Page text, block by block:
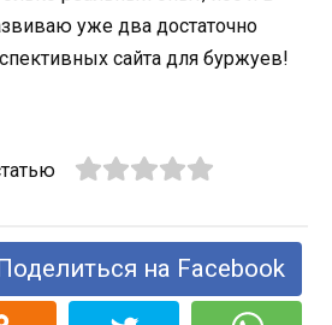
уже два достаточно
сайта для буржуев!
на Facebook